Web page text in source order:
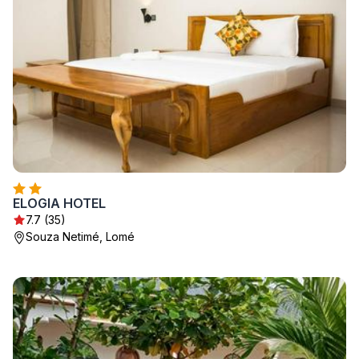
ELOGIA HOTEL
7.7 (35)
Souza Netimé, Lomé